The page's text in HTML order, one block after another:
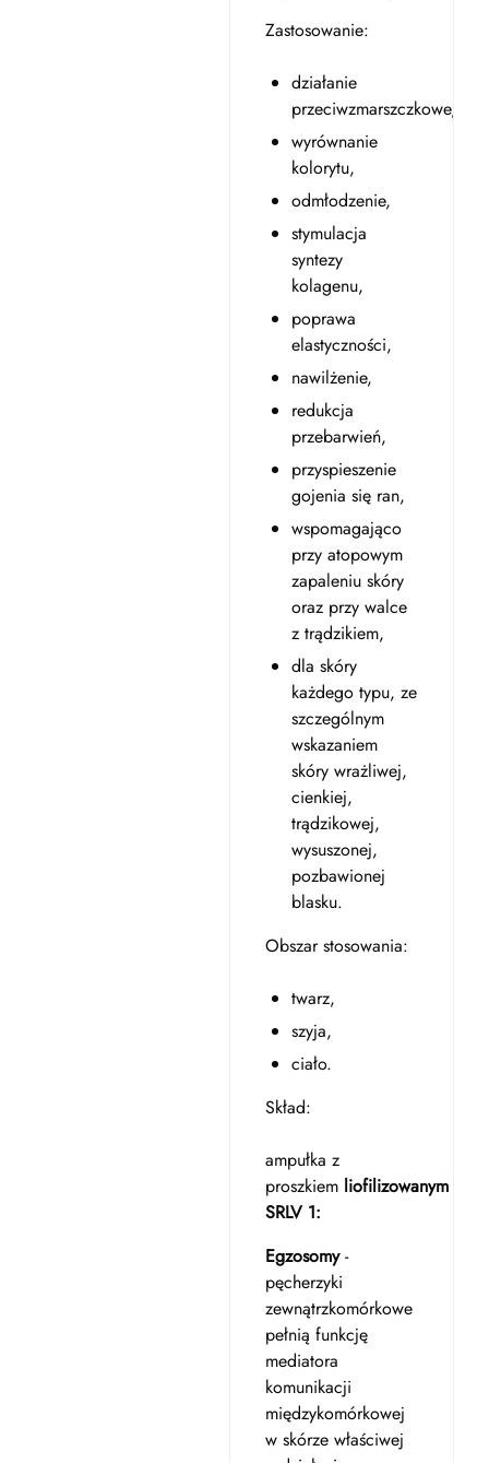
Zastosowanie:
działanie
przeciwzmarszczkowe,
wyrównanie
kolorytu,
odmłodzenie,
stymulacja
syntezy
kolagenu,
poprawa
elastyczności,
nawilżenie,
redukcja
przebarwień,
przyspieszenie
gojenia się ran,
wspomagająco
przy atopowym
zapaleniu skóry
oraz przy walce
z trądzikiem,
dla skóry
każdego typu, ze
szczególnym
wskazaniem
skóry wrażliwej,
cienkiej,
trądzikowej,
wysuszonej,
pozbawionej
blasku.
Obszar stosowania:
twarz,
szyja,
ciało.
Skład:
ampułka z
proszkiem liofilizowanym
SRLV 1:
Egzosomy-
pęcherzyki
zewnątrzkomórkowe
pełnią funkcję
mediatora
komunikacji
międzykomórkowej
w skórze właściwej